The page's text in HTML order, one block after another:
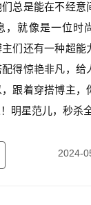
总是能在不经意
，就像是一位时
们还有一种超能
得惊艳非凡，给
跟着穿搭博主，
明星范儿，秒杀全
2024-